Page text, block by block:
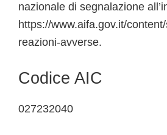
nazionale di segnalazione
https://www.aifa.gov.it/
reazioni-avverse.
Codice AIC
027232040